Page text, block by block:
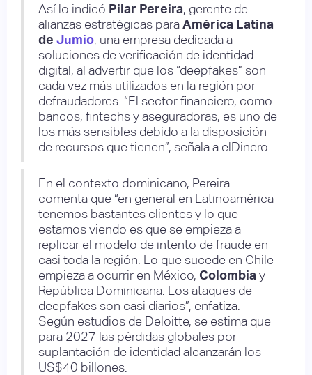
Así lo indicó Pilar Pereira, gerente de
alianzas estratégicas paraAmérica Latina
de Jumio, una empresa dedicada a
soluciones de verificación de identidad
digital, al advertir que los “deepfakes” son
cada vez más utilizados en la región por
defraudadores. “El sector financiero, como
bancos, fintechs y aseguradoras, es uno de
los más sensibles debido a la disposición
de recursos que tienen”, señala a elDinero.
En el contexto dominicano, Pereira
comenta que “en general en Latinoamérica
tenemos bastantes clientes y lo que
estamos viendo es que se empieza a
replicar el modelo de intento de fraude en
casi toda la región. Lo que sucede en Chile
empieza a ocurrir en México, Colombia y
República Dominicana. Los ataques de
deepfakes son casi diarios”, enfatiza.
Según estudios de Deloitte, se estima que
para 2027 las pérdidas globales por
suplantación de identidad alcanzarán los
US$40 billones.